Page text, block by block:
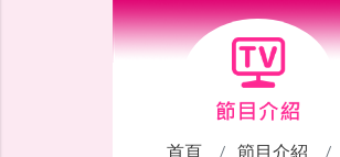
首頁 節目介紹